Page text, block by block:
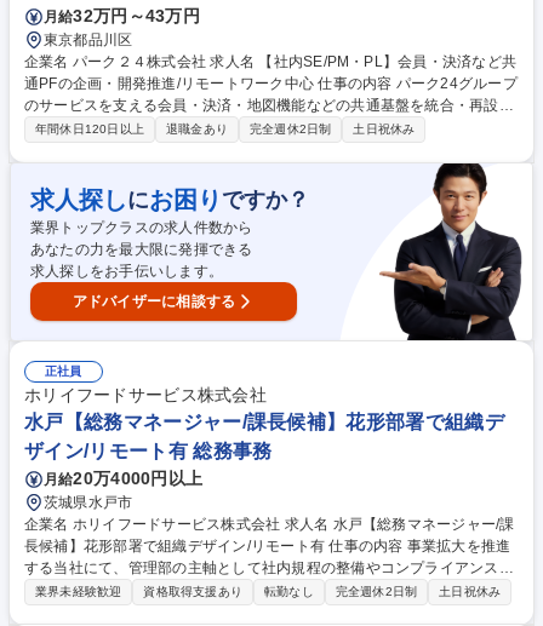
月給32万円～43万円
東京都品川区
企業名 パーク２４株式会社 求人名 【社内SE/PM・PL】会員・決済など共
通PFの企画・開発推進/リモートワーク中心 仕事の内容 パーク24グループ
のサービスを支える会員・決済・地図機能などの共通基盤を統合・再設計
するプロジェクトのPM/PLとして、要件定義からリリースまでシステム開
のシステム開発全体の主導、品質方針の策定と品質担保の推進、進捗管
理・課題/リスク管理・ステークホルダーマネジメント、ビジネスパートナ
ーを含む10名規模程度の開発プロジェクトマネジメント、新任/若手エン
ジニアの指導・評価、新技術や業界動向の調査・導入検討などを担当いた
だきます。 募集職種 【社内SE/PM・PL】会員・決済など共通PFの企画・
開発推進/リモートワーク中心
年間休日120日以上 退職金あり 完全週休2日制 土日祝休み
求人探しにお困り ですか？
業界トップクラスの求人件数から
あなたの力を最大限に発揮できる
求人探しをお手伝いします。
アドバイザーに相談する
正社員
ホリイフードサービス株式会社
水戸【総務マネージャー/課長候補】花形部署で組織デ
ザイン/リモート有 総務事務
月給20万4000円以上
茨城県水戸市
企業名 ホリイフードサービス株式会社 求人名 水戸【総務マネージャー/課
長候補】花形部署で組織デザイン/リモート有 仕事の内容 事業拡大を推進
する当社にて、管理部の主軸として社内規程の整備やコンプライアンス体
制構築、契約チェック、BCP策定、採用や労務の改善提案、インナーブラ
業界未経験歓迎 資格取得支援あり 転勤なし 完全週休2日制 土日祝休み